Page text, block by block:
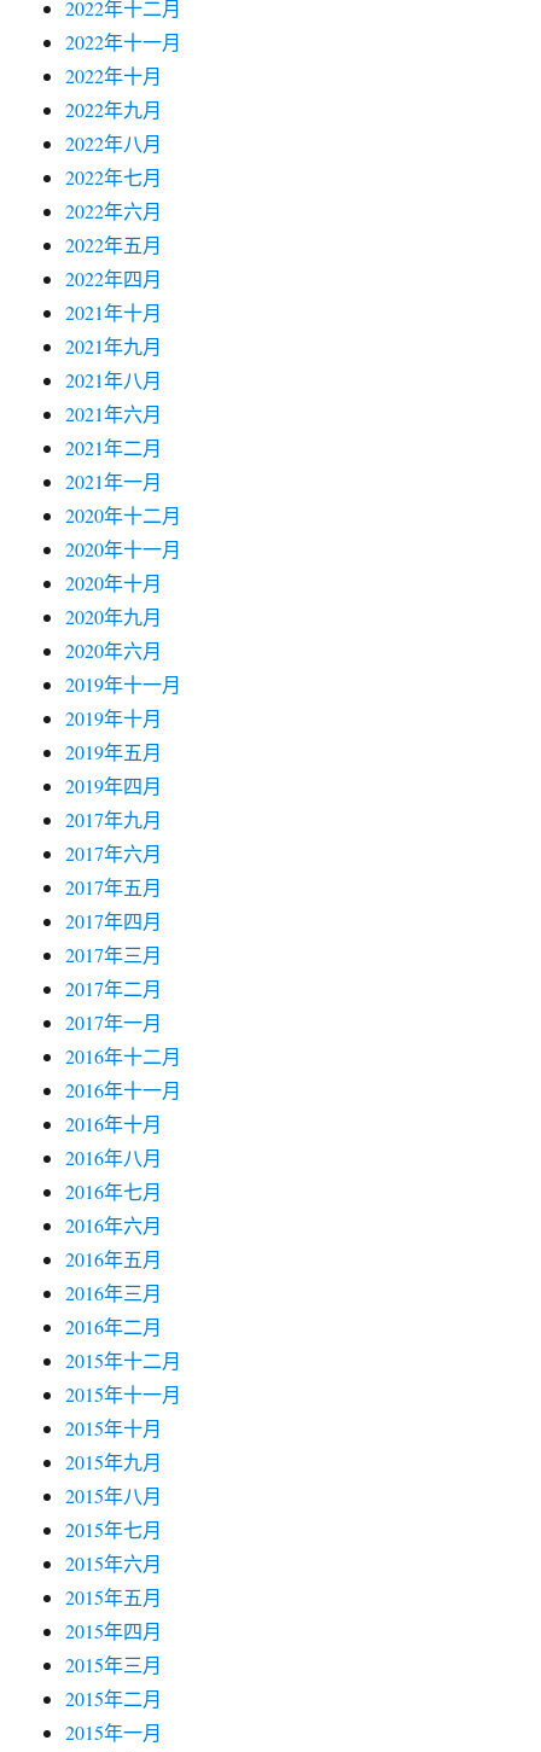
2022年十二月
2022年十一月
2022年十月
2022年九月
2022年八月
2022年七月
2022年六月
2022年五月
2022年四月
2021年十月
2021年九月
2021年八月
2021年六月
2021年二月
2021年一月
2020年十二月
2020年十一月
2020年十月
2020年九月
2020年六月
2019年十一月
2019年十月
2019年五月
2019年四月
2017年九月
2017年六月
2017年五月
2017年四月
2017年三月
2017年二月
2017年一月
2016年十二月
2016年十一月
2016年十月
2016年八月
2016年七月
2016年六月
2016年五月
2016年三月
2016年二月
2015年十二月
2015年十一月
2015年十月
2015年九月
2015年八月
2015年七月
2015年六月
2015年五月
2015年四月
2015年三月
2015年二月
2015年一月